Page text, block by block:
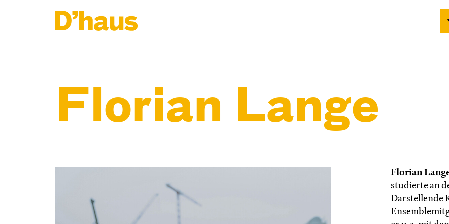
Florian Lange
Florian
studierte an
Darstellende